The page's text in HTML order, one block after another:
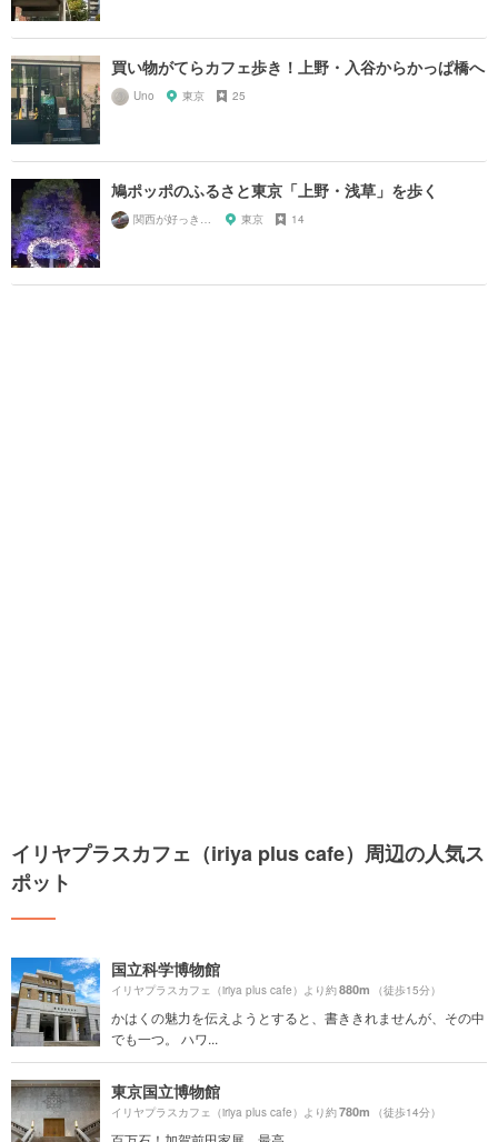
買い物がてらカフェ歩き！上野・入谷からかっぱ橋へ
Uno 東京 25
鳩ポッポのふるさと東京「上野・浅草」を歩く
東京 14
イリヤプラスカフェ（iriya plus cafe）周辺の人気ス
ポット
国立科学博物館
イリヤプラスカフェ（iriya plus cafe）より約880m （徒歩15分）
かはくの魅力を伝えようとすると、書ききれませんが、その中
でも一つ。 ハワ...
東京国立博物館
イリヤプラスカフェ（iriya plus cafe）より約780m （徒歩14分）